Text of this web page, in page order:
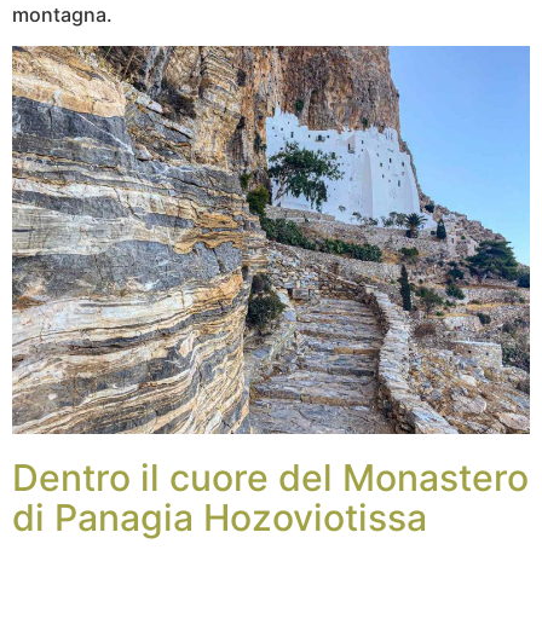
montagna.
Dentro il cuore del Monastero
di Panagia Hozoviotissa